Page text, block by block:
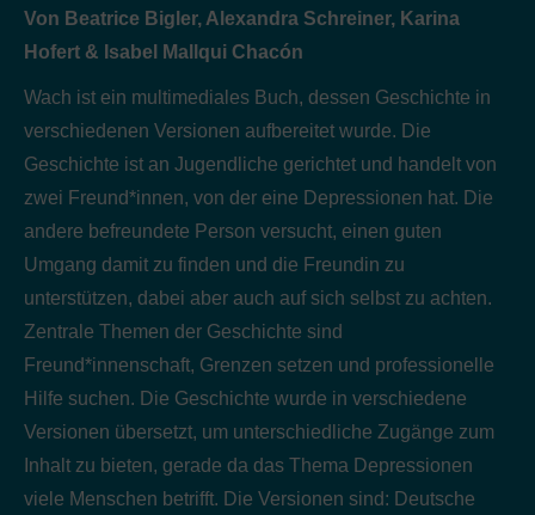
Von Beatrice Bigler, Alexandra Schreiner, Karina
Hofert & Isabel Mallqui Chacón
Wach ist ein multimediales Buch, dessen Geschichte in
verschiedenen Versionen aufbereitet wurde. Die
Geschichte ist an Jugendliche gerichtet und handelt von
zwei Freund*innen, von der eine Depressionen hat. Die
andere befreundete Person versucht, einen guten
Umgang damit zu finden und die Freundin zu
unterstützen, dabei aber auch auf sich selbst zu achten.
Zentrale Themen der Geschichte sind
Freund*innenschaft, Grenzen setzen und professionelle
Hilfe suchen. Die Geschichte wurde in verschiedene
Versionen übersetzt, um unterschiedliche Zugänge zum
Inhalt zu bieten, gerade da das Thema Depressionen
viele Menschen betrifft. Die Versionen sind: Deutsche